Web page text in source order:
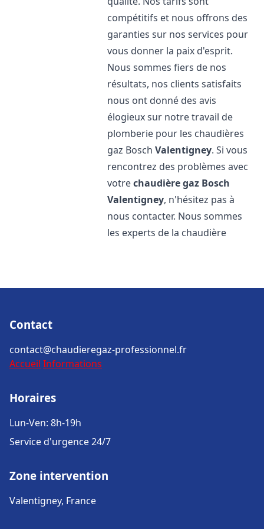
compétitifs et nous offrons des
garanties sur nos services pour
vous donner la paix d'esprit.
Nous sommes fiers de nos
résultats, nos clients satisfaits
nous ont donné des avis
élogieux sur notre travail de
plomberie pour les chaudières
gaz BoschValentigney. Si vous
rencontrez des problèmes avec
votrechaudière gaz Bosch
Valentigney, n'hésitez pas à
nous contacter. Nous sommes
les experts de la chaudière
Contact
contact@chaudieregaz-professionnel.fr
Accueil Informations
Horaires
Lun-Ven: 8h-19h
Service d'urgence 24/7
Zone intervention
Valentigney, France